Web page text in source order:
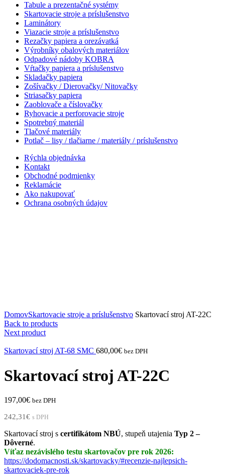
Tabule a prezentačné systémy
Skartovacie stroje a príslušenstvo
Laminátory
Viazacie stroje a príslušenstvo
Rezačky papiera a orezávatká
Výrobníky obalových materiálov
Odpadové nádoby KOBRA
Vŕtačky papiera a príslušenstvo
Skladačky papiera
Zošívačky / Dierovačky/ Nitovačky
Striasačky papiera
Zaoblovače a číslovačky
Ryhovacie a perforovacie stroje
Spotrebný materiál
Tlačové materiály
Potlač – lisy / tlačiarne / materiály / príslušenstvo
Rýchla objednávka
Kontakt
Obchodné podmienky
Reklamácie
Ako nakupovať
Ochrana osobných údajov
DomovSkartovacie stroje a príslušenstvo Skartovací stroj AT-22C
Back to products
Next product
Skartovací stroj AT-68 SMC 680,00€ bez DPH
Skartovací stroj AT-22C
197,00€ bez DPH
242,31€ s DPH
Skartovací stroj s certifikátom NBÚ, stupeň utajenia Typ 2 –
Dôverné.
Víťaz nezávislého testu skartovačov pre rok 2026:
https://dodomacnosti.sk/skartovacky/#recenzie-najlepsich-
skartovaciek-pre-rok